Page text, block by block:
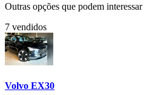
Outras opções que podem interessar
7 vendidos
Volvo EX30